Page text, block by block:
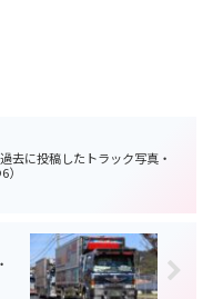
去に投稿したトラック写真・